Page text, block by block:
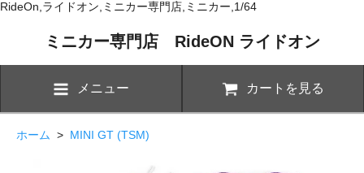
RideOn,ライドオン,ミニカー専門店,ミニカー,1/64
ミニカー専門店 RideON ライドオン
メニュー カートを見る
ホーム > MINI GT (TSM)